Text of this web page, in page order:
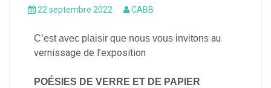
22 septembre 2022 CABB
C’est avec plaisir que nous vous invitons au
vernissage de l’exposition
POÉSIES DE VERRE ET DE PAPIER